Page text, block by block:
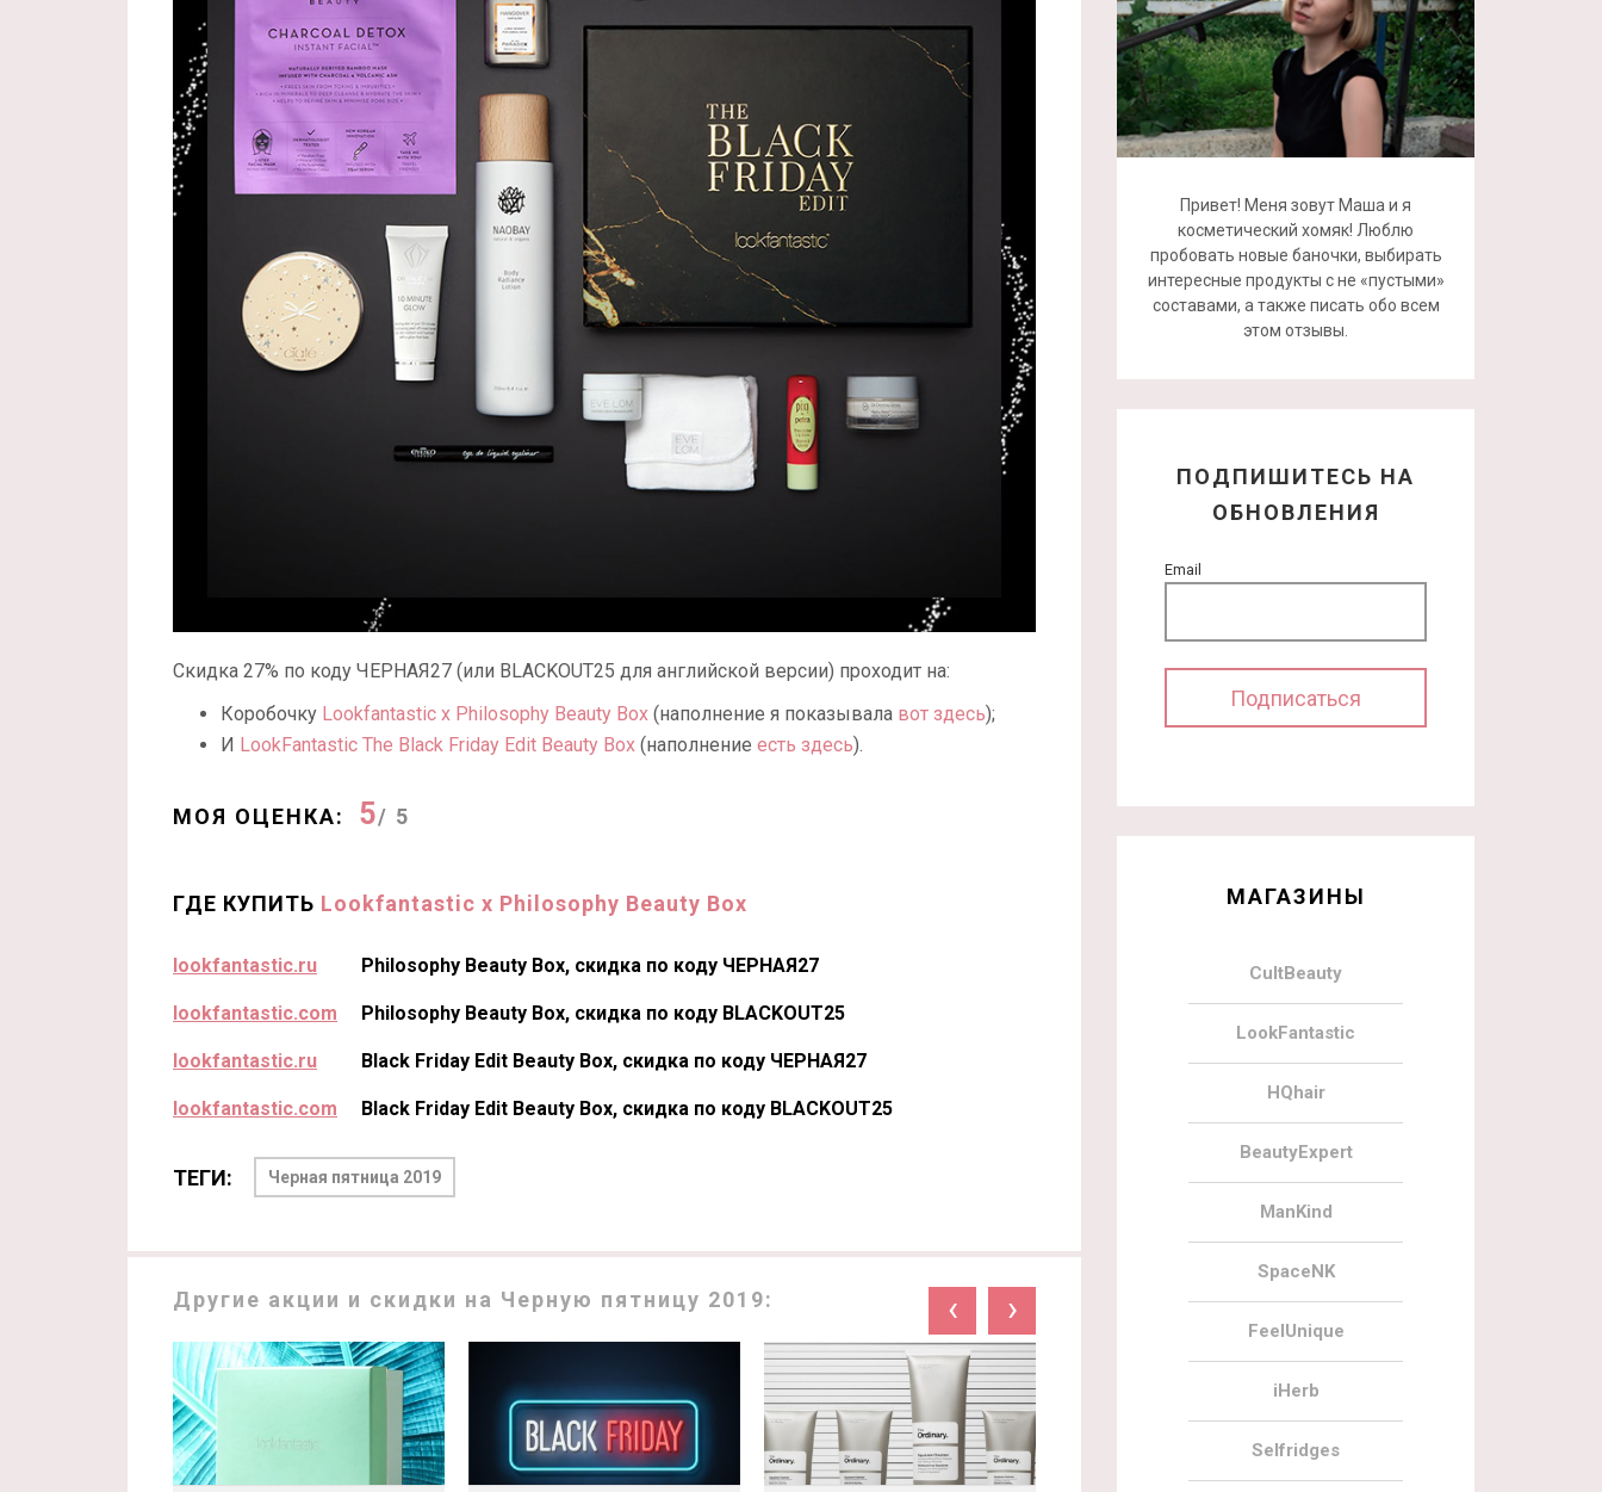
Скидка 27% по коду ЧЕРНАЯ27 (или BLACKOUT25 для английской версии) проходит на:
Коробочку Lookfantastic x Philosophy Beauty Box (наполнение я показывала вот здесь);
И LookFantastic The Black Friday Edit Beauty Box (наполнение есть здесь).
МОЯ ОЦЕНКА: 5/ 5
ГДЕ КУПИТЬ Lookfantastic x Philosophy Beauty Box
lookfantastic.ru Philosophy Beauty Box, скидка по коду ЧЕРНАЯ27
lookfantastic.com Philosophy Beauty Box, скидка по коду BLACKOUT25
lookfantastic.ru Black Friday Edit Beauty Box, скидка по коду ЧЕРНАЯ27
lookfantastic.com Black Friday Edit Beauty Box, скидка по коду BLACKOUT25
ТЕГИ: Черная пятница 2019
Другие акции и скидки на Черную пятницу 2019: ‹ ›
Привет! Меня зовут Маша и я
косметический хомяк! Люблю
пробовать новые баночки, выбирать
интересные продукты с не «пустыми»
составами, а также писать обо всем
этом отзывы.
ПОДПИШИТЕСЬ НА
ОБНОВЛЕНИЯ
Email
МАГАЗИНЫ
CultBeauty
LookFantastic
HQhair
BeautyExpert
ManKind
SpaceNK
FeelUnique
iHerb
Selfridges